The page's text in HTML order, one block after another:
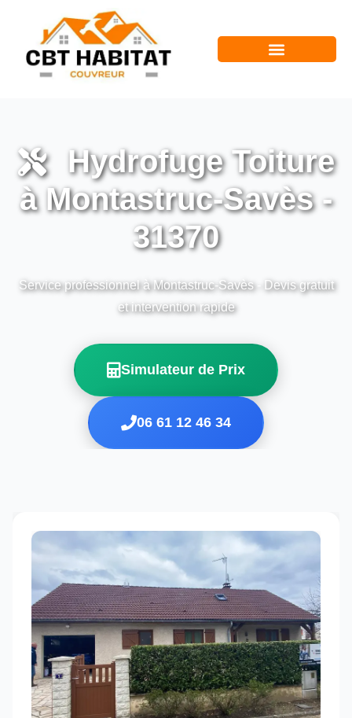
Hydrofuge Toiture
à Montastruc-Savès -
31370
Service professionnel à Montastruc-Savès - Devis gratuit
et intervention rapide
Simulateur de Prix
06 61 12 46 34